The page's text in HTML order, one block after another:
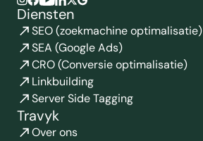
Diensten
SEO (zoekmachine optimalisatie)
SEA (Google Ads)
CRO (Conversie optimalisatie)
Linkbuilding
Server Side Tagging
Travyk
Over ons